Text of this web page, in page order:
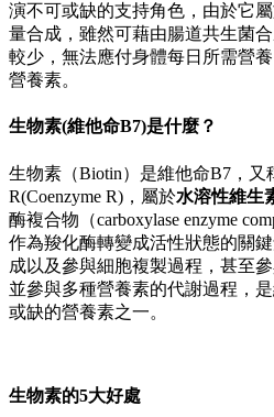
演不可或缺的支持角色，由於它
量合成，雖然可藉由腸道共生菌
較少，無法應付身體每日所需營
營養素。
生物素(維他命B7)是什麼？
生物素（Biotin）是維他命B7，又
R(Coenzyme R)，屬於水溶性維生
酶複合物（carboxylase enzyme
作為羧化酶轉變成活性狀態的關
成以及參與細胞複製過程，甚至
並參與多種營養素的代謝過程，
或缺的營養素之一。
生物素的5大好處